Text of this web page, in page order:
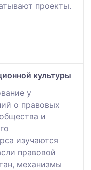
проекты.
культуры
у
о правовых
и
изучаются
правовой
механизмы